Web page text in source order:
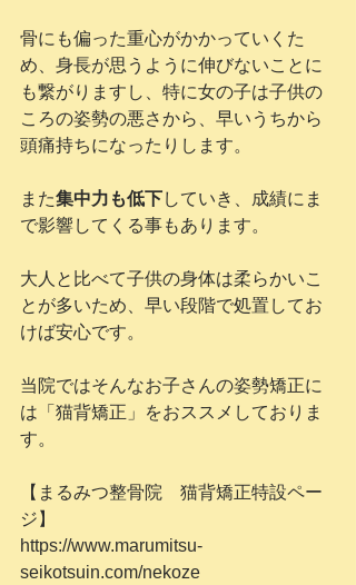
骨にも偏った重心がかかっていくた
め、身長が思うように伸びないことに
も繋がりますし、特に女の子は子供の
ころの姿勢の悪さから、早いうちから
頭痛持ちになったりします。
また集中力も低下していき、成績にま
で影響してくる事もあります。
大人と比べて子供の身体は柔らかいこ
とが多いため、早い段階で処置してお
けば安心です。
当院ではそんなお子さんの姿勢矯正に
は「猫背矯正」をおススメしておりま
す。
【まるみつ整骨院　猫背矯正特設ペー
ジ】
https://www.marumitsu-
seikotsuin.com/nekoze